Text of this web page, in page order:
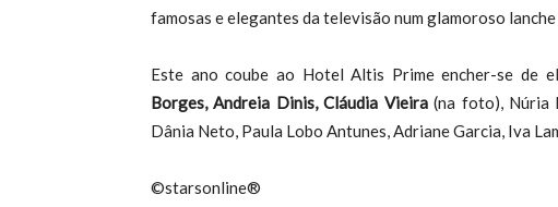
famosas e elegantes da televisão num glamoroso
Este ano coube ao Hotel Altis Prime encher-se de
Borges, Andreia Dinis, Cláudia Vieira(na foto), Núria
Dânia Neto, Paula Lobo Antunes, Adriane Garcia, Iva
©starsonline®